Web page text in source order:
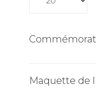
Maquette de